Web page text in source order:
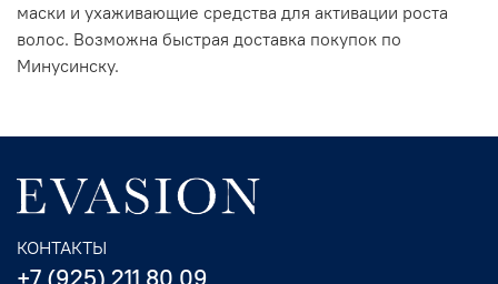
маски и ухаживающие средства для активации роста
волос. Возможна быстрая доставка покупок по
Минусинску.
КОНТАКТЫ
+7 (925) 211 80 09